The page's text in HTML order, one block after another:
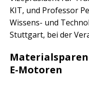
KIT, und Professor
Wissens- und
Stuttgart, bei der
E-Motoren